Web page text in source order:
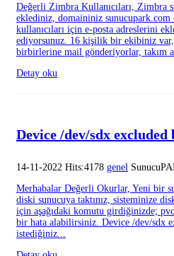
Değerli Zimbra Kullanıcıları, Zimbra
eklediniz, domaininiz sunucupark.com
kullanıcıları için e-posta adreslerini
ediyorsunuz. 16 kişilik bir ekibiniz
birbirlerine mail gönderiyorlar, takım
Detay oku
Device /dev/sdx
14-11-2022 Hits:4178 genel
Merhabalar Değerli Okurlar, Yeni bir
diski sunucuya taktınız, sisteminize
için aşağıdaki komutu girdiğinizde;
bir hata alabilirsiniz. Device /dev/sdx
istediğiniz...